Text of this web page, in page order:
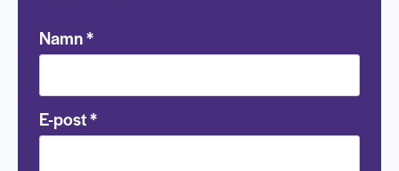
Namn*
E-post*